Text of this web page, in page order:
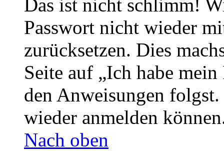
Das ist nicht schlimm!
Passwort nicht wieder
zurücksetzen. Dies
Seite auf „Ich habe
den Anweisungen
wieder anmelden
Nach oben